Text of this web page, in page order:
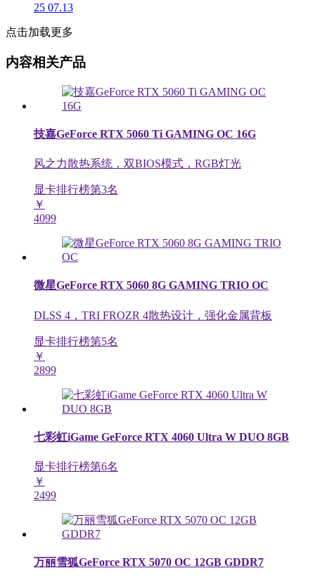
25 07.13
点击加载更多
内容相关产品
技嘉GeForce RTX 5060 Ti GAMING OC 16G
风之力散热系统，双BIOS模式，RGB灯光
显卡排行榜第3名
￥
4099
微星GeForce RTX 5060 8G GAMING TRIO OC
DLSS 4，TRI FROZR 4散热设计，强化金属背板
显卡排行榜第5名
￥
2899
七彩虹iGame GeForce RTX 4060 Ultra W DUO 8GB
显卡排行榜第6名
￥
2499
万丽雪狐GeForce RTX 5070 OC 12GB GDDR7